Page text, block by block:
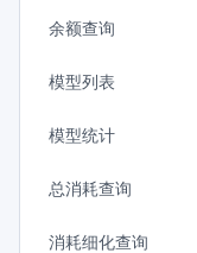
余额查询
模型列表
模型统计
总消耗查询
消耗细化查询